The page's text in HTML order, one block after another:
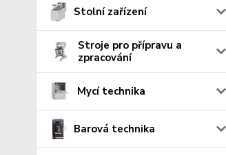
Stolní zařízení
Stroje pro přípravu a
zpracování
Mycí technika
Barová technika